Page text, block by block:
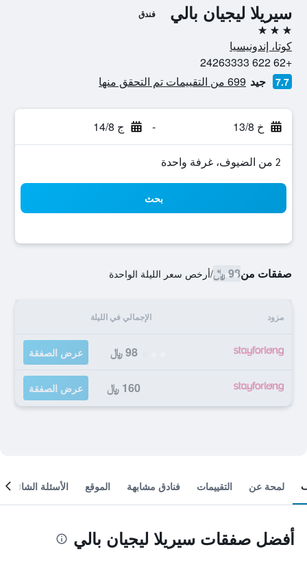
سيريلا ليجيان بالي فندق
3 نجوم
كوتا، إندونيسيا
+62 622 24263333
7.7 جيد 699 من التقييمات تم التحقق منها
خ 13/8 - ج 14/8
2 من الضيوف، غرفة واحدة
بحث
صفقات من98 ﷼ /أرخص سعر الليلة الواحدة
مزود الإجمالي في الليلة
98 ﷼ عرض الصفقة
160 ﷼ عرض الصفقة
لمحة عن التقييمات فنادق مشابهة الموقع الأسئلة الشائعة
أفضل صفقات سيريلا ليجيان بالي